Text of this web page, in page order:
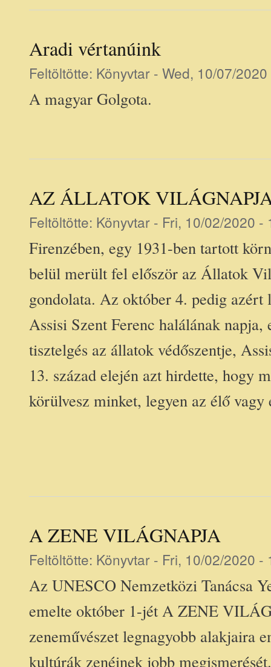
Aradi vértanúink
Feltöltötte: Könyvtar - Wed, 10/07/
A magyar Golgota.
AZ ÁLLATOK
Feltöltötte: Könyvtar - Fri, 10/02/2020 -
Firenzében, egy 1931-ben tartott
belül merült fel először az Állatok
gondolata. Az október 4. pedig
Assisi Szent Ferenc halálának
tisztelgés az állatok védőszentje,
13. század elején azt hirdette, hogy
körülvesz minket, legyen az élő
A ZENE VILÁGNAPJA
Feltöltötte: Könyvtar - Fri, 10/02/2020 -
Az UNESCO Nemzetközi Tanácsa
emelte október 1-jét A ZENE
zeneművészet legnagyobb alakjaira
kultúrák zenéinek jobb megismerését.